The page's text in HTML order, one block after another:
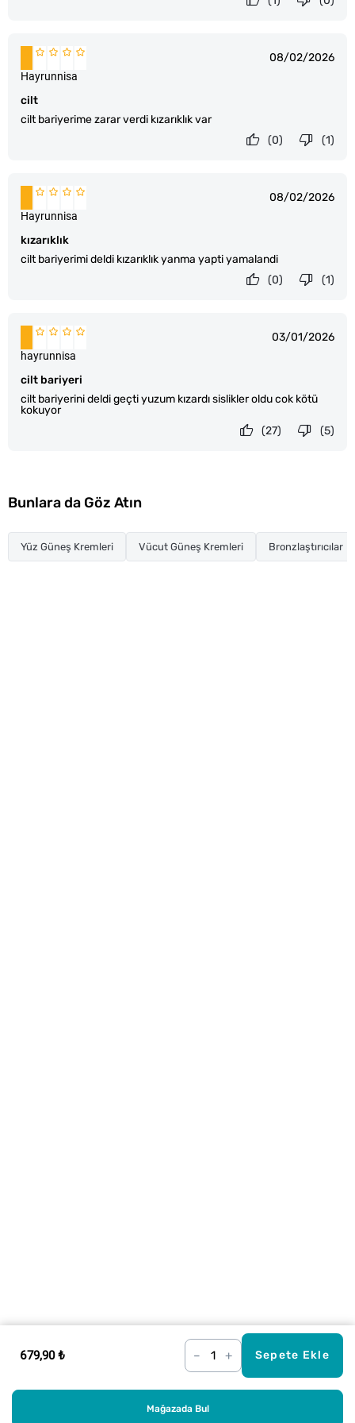
679,90 ₺ – + Sepete Ekle
Mağazada Bul
08/02/2026
cilt
cilt bariyerime zarar verdi kızarıklık var
Hayrunnisa
(1)
(0)
08/02/2026
kızarıklık
cilt bariyerimi deldi kızarıklık yanma yapti yamalandi
Hayrunnisa
(1)
(0)
03/01/2026
cilt bariyeri
cilt bariyerini deldi geçti yuzum kızardı sislikler oldu cok kötü
kokuyor
hayrunnisa
(5)
(27)
Bunlara da Göz Atın
Yüz Güneş Kremleri Vücut Güneş Kremleri Bronzlaştırıcılar